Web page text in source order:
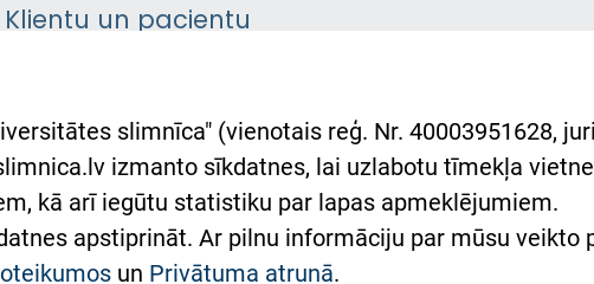
Klientu un pacientu
Austrumu slimnīcas
atbalsts Ukrainai
Підтримка Східної лікарні
та співпраця з Україною
slimnīca" (vienotais reģ. Nr. 40003951628,
izmanto sīkdatnes, lai uzlabotu tīmekļa
kā arī iegūtu statistiku par lapas apmeklējumiem.
apstiprināt. Ar pilnu informāciju par mūsu veikto
un Privātuma atrunā.